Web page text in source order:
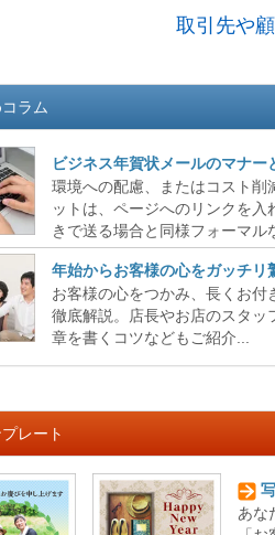
取引先や
ラム
ビジネス年賀状メールのマナー
環境への配慮、またはコスト削
ットは、ページへのリンクを
きで送る場合と同様フォーマル
年始からお客様の心をガッチリ
お客様の心をつかみ、長くお
徹底解説。店長やお店のスタッ
章を書くコツなどもご紹介...
レート
あな